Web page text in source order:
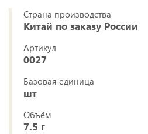
Страна производства
Китай по заказу России
Артикул
0027
Базовая единица
шт
Объём
7.5 г